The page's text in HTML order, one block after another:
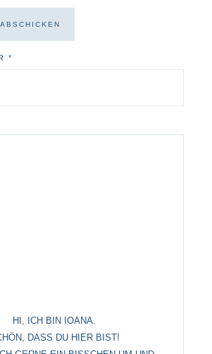
*
HI, ICH BIN IOANA.
DASS DU HIER BIST!